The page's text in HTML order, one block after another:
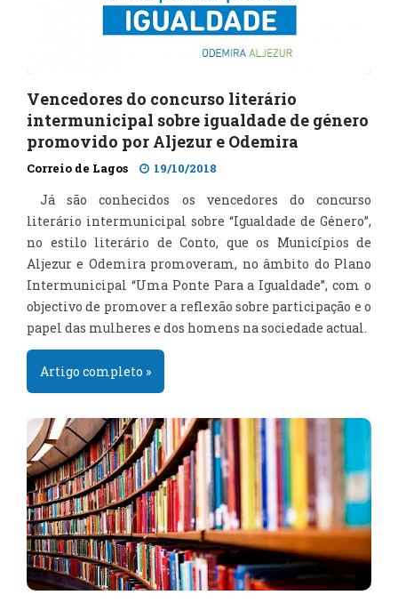
Vencedores do concurso literário
intermunicipal sobre igualdade de género
promovido por Aljezur e Odemira
Correio de Lagos 19/10/2018
Já são conhecidos os vencedores do concurso
literário intermunicipal sobre “Igualdade de Género”,
no estilo literário de Conto, que os Municípios de
Aljezur e Odemira promoveram, no âmbito do Plano
Intermunicipal “Uma Ponte Para a Igualdade”, com o
objectivo de promover a reflexão sobre participação e o
papel das mulheres e dos homens na sociedade actual.
Artigo completo »